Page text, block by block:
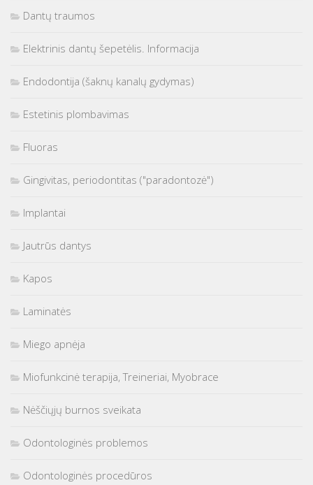
Dantų traumos
Elektrinis dantų šepetėlis. Informacija
Endodontija (šaknų kanalų gydymas)
Estetinis plombavimas
Fluoras
Gingivitas, periodontitas ("paradontozė")
Implantai
Jautrūs dantys
Kapos
Laminatės
Miego apnėja
Miofunkcinė terapija, Treineriai, Myobrace
Nėščiųjų burnos sveikata
Odontologinės problemos
Odontologinės procedūros